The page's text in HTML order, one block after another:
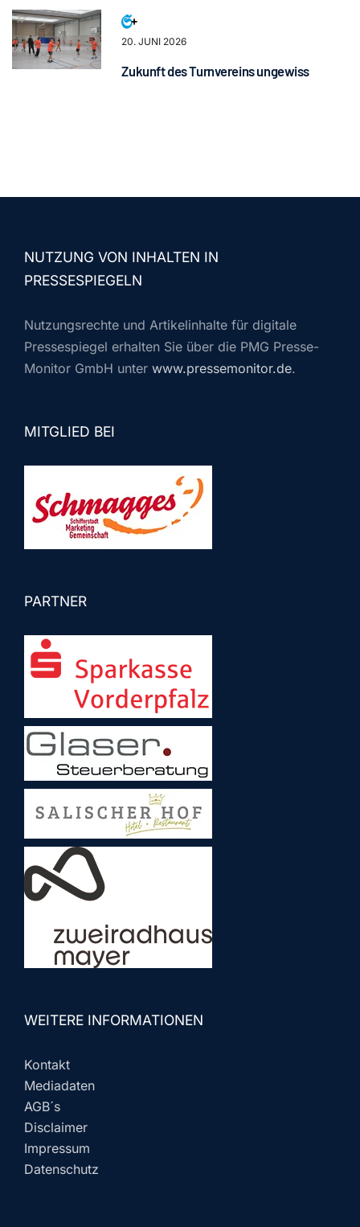
20. JUNI 2026
Zukunft des Turnvereins ungewiss
NUTZUNG VON INHALTEN IN
PRESSESPIEGELN
Nutzungsrechte und Artikelinhalte für digitale
Pressespiegel erhalten Sie über die PMG Presse-
Monitor GmbH unter www.pressemonitor.de.
MITGLIED BEI
PARTNER
WEITERE INFORMATIONEN
Kontakt
Mediadaten
AGB´s
Disclaimer
Impressum
Datenschutz